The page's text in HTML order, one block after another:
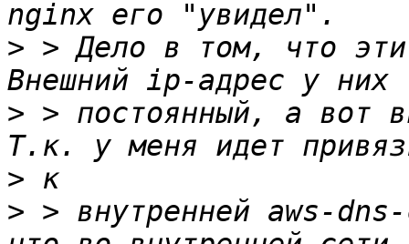
> > Дело в том, что
> > постоянный, а вот
>
> > внутренней aws-